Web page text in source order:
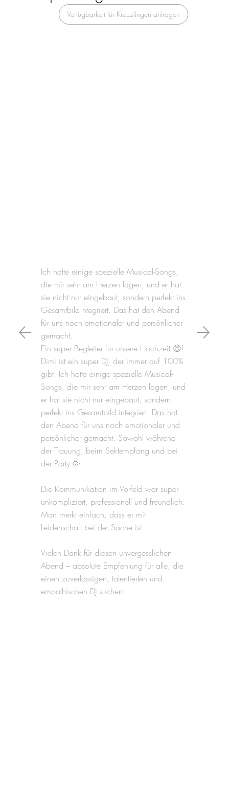
Verfügbarkeit für Kreuzlingen anfragen
Ich hatte einige spezielle Musical-Songs,
die mir sehr am Herzen lagen, und er hat
sie nicht nur eingebaut, sondern perfekt ins
Gesamtbild ntegriert. Das hat den Abend
für uns noch emotionaler und persönlicher
gemacht.
Ein super Begleiter für unsere Hochzeit 😊!
Dimi ist ein super DJ, der immer auf 100%
gibt! Ich hatte einige spezielle Musical-
Songs, die mir sehr am Herzen lagen, und
er hat sie nicht nur eingebaut, sondern
perfekt ins Gesamtbild integriert. Das hat
den Abend für uns noch emotionaler und
persönlicher gemacht. Sowohl während
der Trauung, beim Sektempfang und bei
der Party 🥳
Die Kommunikation im Vorfeld war super
unkompliziert, professionell und freundlich.
Man merkt einfach, dass er mit
Leidenschaft bei der Sache ist.
Vielen Dank für diesen unvergesslichen
Abend – absolute Empfehlung für alle, die
einen zuverlässigen, talentierten und
empathischen DJ suchen!